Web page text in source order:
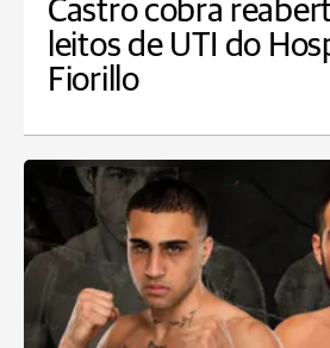
Castro cobra
leitos de UTI do
Fiorillo